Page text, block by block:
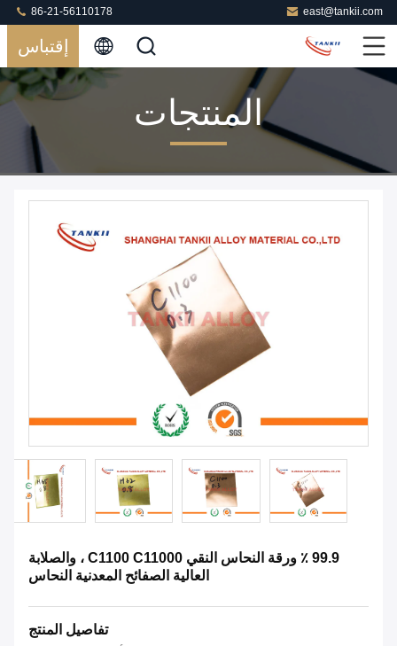
east@tankii.com
86-21-56110178
إقتباس
المنتجات
99.9 ٪ ورقة النحاس النقي C1100 C11000 ، والصلابة
العالية الصفائح المعدنية النحاس
تفاصيل المنتج